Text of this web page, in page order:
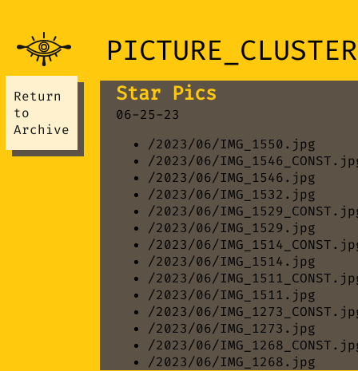
Return
to
Archive
PICTURE_CLUSTER
Star Pics
06-25-23
/2023/06/IMG_1550.jpg
/2023/06/
/2023/06/IMG_1546.jpg
/2023/06/IMG_1532.jpg
/2023/06/
/2023/06/IMG_1529.jpg
/2023/06/
/2023/06/IMG_1514.jpg
/2023/06/
/2023/06/IMG_1511.jpg
/2023/06/
/2023/06/IMG_1273.jpg
/2023/06/
/2023/06/IMG_1268.jpg